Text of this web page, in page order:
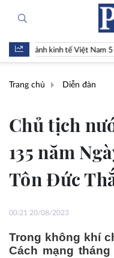
kinh tế Việt Nam 5 tháng đầu
Trang chủ Diễn đàn
Chủ tịch
135 năm
Tôn Đức
00:21 20/08/2023
Trong không khí
Cách mạng